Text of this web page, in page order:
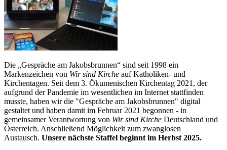
Die „Gespräche am Jakobsbrunnen“ sind seit 1998 ein
Markenzeichen von Wir sind Kirche auf Katholiken- und
Kirchentagen. Seit dem 3. Ökumenischen Kirchentag 2021, der
aufgrund der Pandemie im wesentlichen im Internet stattfinden
musste, haben wir die "Gespräche am Jakobsbrunnen" digital
gestaltet und haben damit im Februar 2021 begonnen - in
gemeinsamer Verantwortung von Wir sind Kirche Deutschland und
Österreich. Anschließend Möglichkeit zum zwanglosen
Austausch. Unsere nächste Staffel beginnt im Herbst 2025.